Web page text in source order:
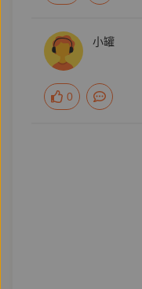
Artist: Alexander
【作者簡介】
小罐
0